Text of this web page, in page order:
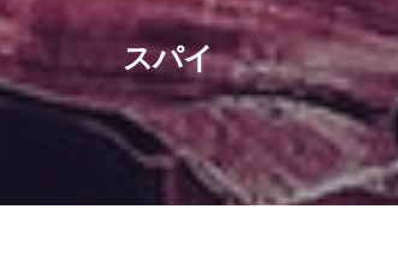
スパイ